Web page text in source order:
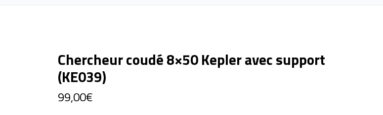
Chercheur coudé 8×50 Kepler avec support
(KE039)
99,00€